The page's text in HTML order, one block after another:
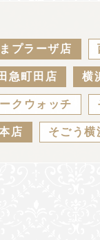
プラーザ店
急町田店 横
クウォッチ
店 そごう横